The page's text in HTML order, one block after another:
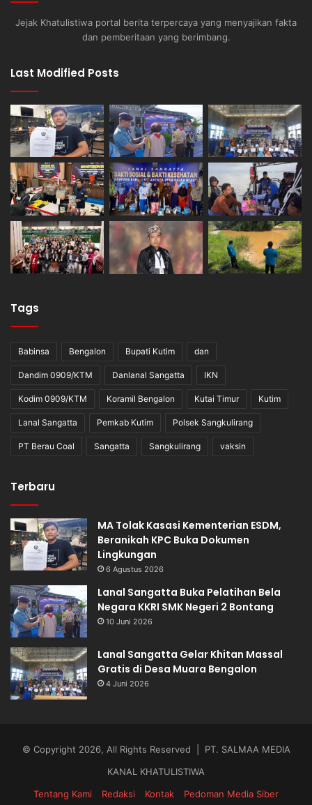
Jejak Khatulistiwa portal berita terpercaya yang menyajikan fakta
dan pemberitaan yang berimbang.
Last Modified Posts
Tags
Babinsa Bengalon Bupati Kutim dan
Dandim 0909/KTM Danlanal Sangatta IKN
Kodim 0909/KTM Koramil Bengalon Kutai Timur Kutim
Lanal Sangatta Pemkab Kutim Polsek Sangkulirang
PT Berau Coal Sangatta Sangkulirang vaksin
Terbaru
MA Tolak Kasasi Kementerian ESDM,
Beranikah KPC Buka Dokumen
Lingkungan
6 Agustus 2026
Lanal Sangatta Buka Pelatihan Bela
Negara KKRI SMK Negeri 2 Bontang
10 Juni 2026
Lanal Sangatta Gelar Khitan Massal
Gratis di Desa Muara Bengalon
4 Juni 2026
© Copyright 2026, All Rights Reserved | PT. SALMAA MEDIA
KANAL KHATULISTIWA
Tentang Kami
Redaksi Kontak Pedoman Media Siber